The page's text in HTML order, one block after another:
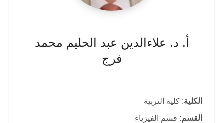
أ. د. علاءالدين عبد الحليم محمد
فرج
الكلية: كلية التربية
القسم: قسم الفيزياء